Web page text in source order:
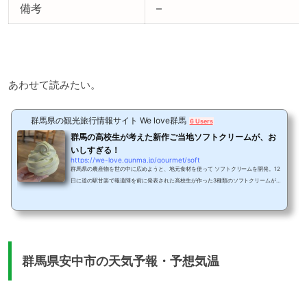
備考 –
あわせて読みたい。
群馬県の観光旅行情報サイト We love群馬 6 Users
群馬の高校生が考えた新作ご当地ソフトクリームが、お
いしすぎる！
https://we-love.gunma.jp/gourmet/soft
群馬県の農産物を世の中に広めようと、地元食材を使って ソフトクリームを開発。12
日に道の駅甘楽で報道陣を前に発表された高校生が作った3種類のソフトクリームが 1
の一環として行われた今回のご当地ソフトクリーム。富岡実業高等学校、 藤岡北高等
群馬県安中市の天気予報・予想気温